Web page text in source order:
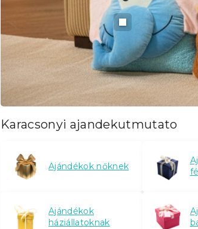
Karacsonyi ajandekutmutato
Ajándékok nőknek
Ajándékok
háziállatoknak